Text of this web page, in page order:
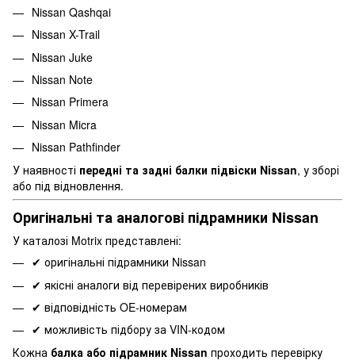
Nissan Qashqai
Nissan X-Trail
Nissan Juke
Nissan Note
Nissan Primera
Nissan Micra
Nissan Pathfinder
У наявності передні та задні балки підвіски Nissan, у зборі
або під відновлення.
Оригінальні та аналогові підрамники Nissan
У каталозі Motrix представлені:
✔ оригінальні підрамники Nissan
✔ якісні аналоги від перевірених виробників
✔ відповідність OE-номерам
✔ можливість підбору за VIN-кодом
Кожна балка або підрамник Nissan проходить перевірку